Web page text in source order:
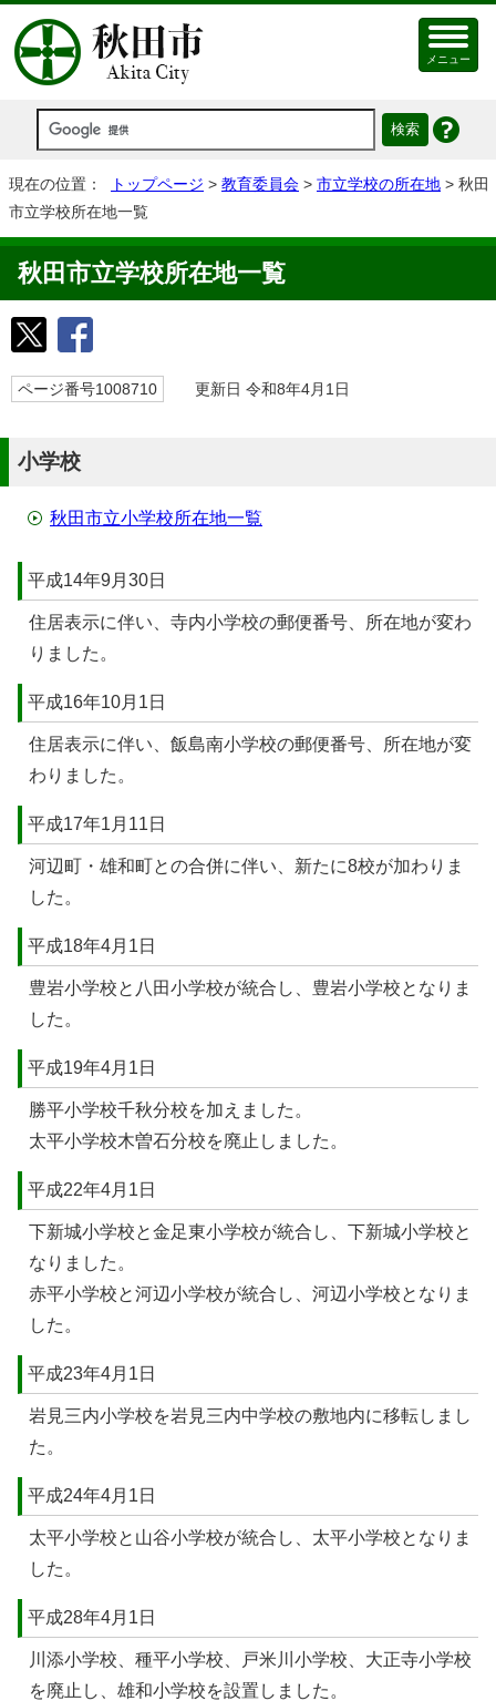
メニュー
現在の位置： トップページ > 教育委員会 > 市立学校の所在地 > 秋田
市立学校所在地一覧
秋田市立学校所在地一覧
ページ番号1008710 更新日 令和8年4月1日
小学校
秋田市立小学校所在地一覧
平成14年9月30日
住居表示に伴い、寺内小学校の郵便番号、所在地が変わ
りました。
平成16年10月1日
住居表示に伴い、飯島南小学校の郵便番号、所在地が変
わりました。
平成17年1月11日
河辺町・雄和町との合併に伴い、新たに8校が加わりま
した。
平成18年4月1日
豊岩小学校と八田小学校が統合し、豊岩小学校となりま
した。
平成19年4月1日
勝平小学校千秋分校を加えました。
太平小学校木曽石分校を廃止しました。
平成22年4月1日
下新城小学校と金足東小学校が統合し、下新城小学校と
なりました。
赤平小学校と河辺小学校が統合し、河辺小学校となりま
した。
平成23年4月1日
岩見三内小学校を岩見三内中学校の敷地内に移転しまし
た。
平成24年4月1日
太平小学校と山谷小学校が統合し、太平小学校となりま
した。
平成28年4月1日
川添小学校、種平小学校、戸米川小学校、大正寺小学校
を廃止し、雄和小学校を設置しました。